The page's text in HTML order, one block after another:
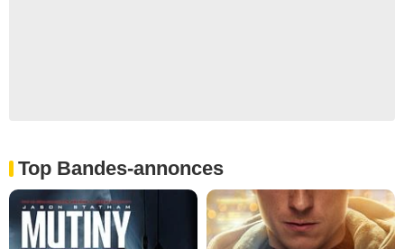
Top Bandes-annonces